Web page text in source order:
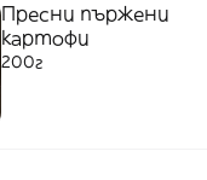
Пресни пържени
картофи
200г